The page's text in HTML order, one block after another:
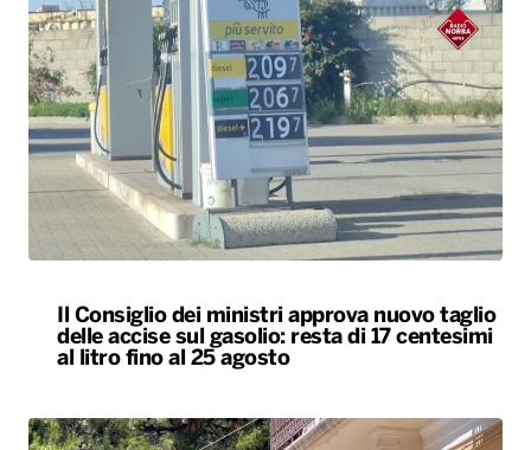
Il Consiglio dei ministri approva nuovo taglio
delle accise sul gasolio: resta di 17 centesimi
al litro fino al 25 agosto